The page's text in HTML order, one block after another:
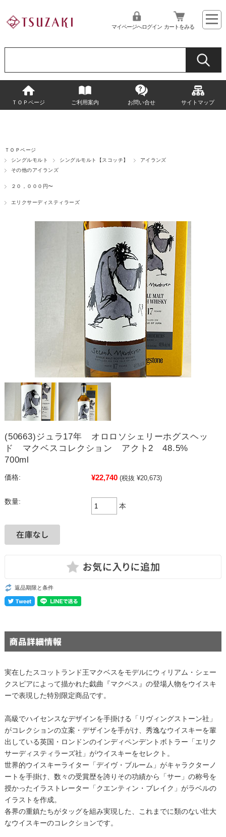
マイページへログイン カートをみる
ＴＯＰページ ご利用案内 お問い合せ サイトマップ
ＴＯＰページ
シングルモルト
シングルモルト【スコッチ】
アイランズ
その他のアイランズ
２０，０００円〜
エリクサーディスティラーズ
(50663)ジュラ17年 オロロソシェリーホグスヘッ
ド マクベスコレクション アクト2 48.5%
700ml
価格: ¥22,740 (税抜 ¥20,673)
数量:
本
返品期限と条件
実在したスコットランド王マクベスをモデルにウィリアム・シェー
クスピアによって描かれた戯曲『マクベス』の登場人物をウイスキ
ーで表現した特別限定商品です。
高級でハイセンスなデザインを手掛ける「リヴィングストーン社」
がコレクションの立案・デザインを手がけ、秀逸なウイスキーを輩
出している英国・ロンドンのインディペンデントボトラー「エリク
サーディスティラーズ社」がウイスキーをセレクト。
世界的ウイスキーライター「デイヴ・ブルーム」がキャラクターノ
ートを手掛け、数々の受賞歴を誇りその功績から「サー」の称号を
授かったイラストレーター「クエンティン・ブレイク」がラベルの
イラストを作成。
各界の重鎮たちがタッグを組み実現した、これまでに類のない壮大
なウイスキーのコレクションです。